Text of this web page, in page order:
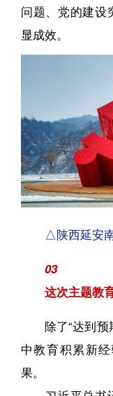
问题、党的建设
显成效。
△陕西延安
03
这次主题教
除了“达到预
中教育积累新
果。